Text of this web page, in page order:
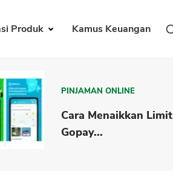
Produk Kamus Keuangan
PINJAMAN ONLINE
Cara Menaikkan Limit
Gopay...